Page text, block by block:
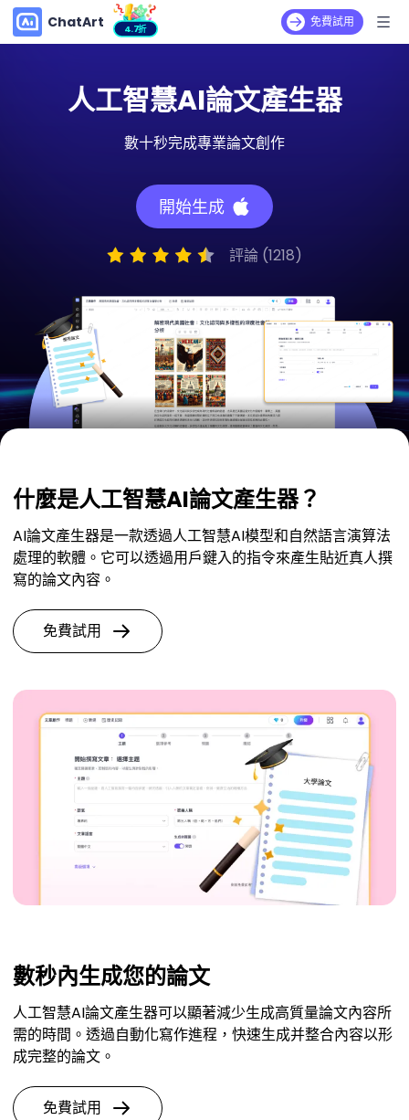
ChatArt 4.7折 免費試用
人工智慧AI論文產生器
數十秒完成專業論文創作
開始生成
評論 (1218)
什麼是人工智慧AI論文產生器？
AI論文產生器是一款透過人工智慧AI模型和自然語言演算法
處理的軟體。它可以透過用戶鍵入的指令來產生貼近真人撰
寫的論文內容。
免費試用
數秒內生成您的論文
人工智慧AI論文產生器可以顯著減少生成高質量論文內容所
需的時間。透過自動化寫作進程，快速生成并整合內容以形
成完整的論文。
免費試用